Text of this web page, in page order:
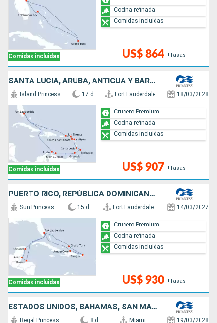
Comidas incluidas US$ 864 +Tasas
Cocina refinada
Comidas incluidas
SANTA LUCIA, ARUBA, ANTIGUA Y BARBUDA, GRENADA, SAN MARTÍN, ESTADOS UNIDOS, BARBADOS
Comidas incluidas
Island Princess 17 d Fort Lauderdale 18/03/2028
US$ 907 +Tasas
Crucero Premium
Cocina refinada
Comidas incluidas
PUERTO RICO, REPÚBLICA DOMINICANA, MÉXICO, BELICE, HONDURAS, ESTADOS UNIDOS
Comidas incluidas
Sun Princess 15 d Fort Lauderdale 14/03/2027
US$ 930 +Tasas
Crucero Premium
Cocina refinada
Comidas incluidas
ESTADOS UNIDOS, BAHAMAS, SAN MARTÍN
Regal Princess 8 d Miami 19/03/2028